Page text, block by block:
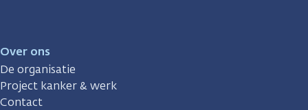
Over ons
De organisatie
Project kanker & werk
Contact